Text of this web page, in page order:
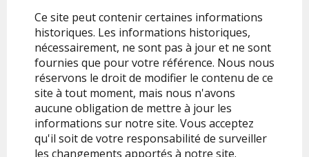
Ce site peut contenir certaines informations
historiques. Les informations historiques,
nécessairement, ne sont pas à jour et ne sont
fournies que pour votre référence. Nous nous
réservons le droit de modifier le contenu de ce
site à tout moment, mais nous n'avons
aucune obligation de mettre à jour les
informations sur notre site. Vous acceptez
qu'il soit de votre responsabilité de surveiller
les changements apportés à notre site.